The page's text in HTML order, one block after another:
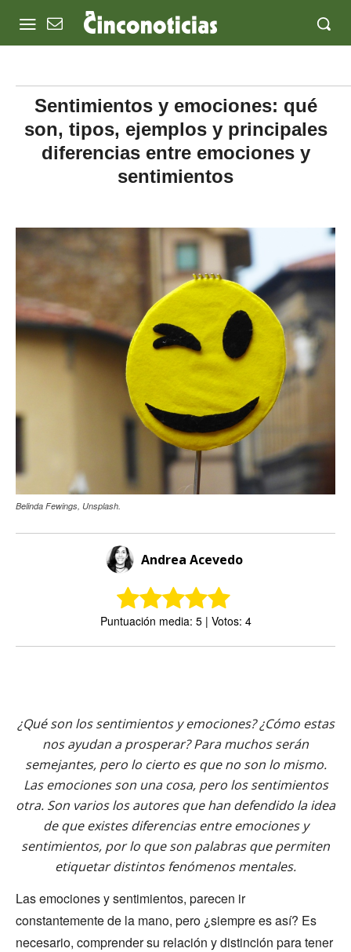
Sentimientos y emociones: qué
son, tipos, ejemplos y principales
diferencias entre emociones y
sentimientos
Belinda Fewings, Unsplash.
Andrea Acevedo
Puntuación media: 5 | Votos: 4
¿Qué son los sentimientos y emociones? ¿Cómo estas
nos ayudan a prosperar? Para muchos serán
semejantes, pero lo cierto es que no son lo mismo.
Las emociones son una cosa, pero los sentimientos
otra. Son varios los autores que han defendido la idea
de que existes diferencias entre emociones y
sentimientos, por lo que son palabras que permiten
etiquetar distintos fenómenos mentales.
Las emociones y sentimientos, parecen ir
constantemente de la mano, pero ¿siempre es así? Es
necesario, comprender su relación y distinción para tener